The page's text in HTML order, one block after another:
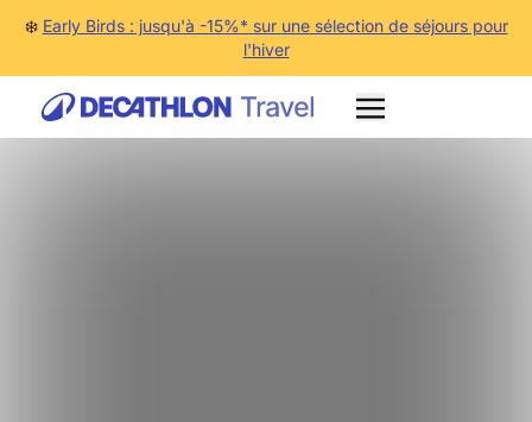
❄️ Early Birds : jusqu'à -15%* sur une sélection de séjours pour
l'hiver